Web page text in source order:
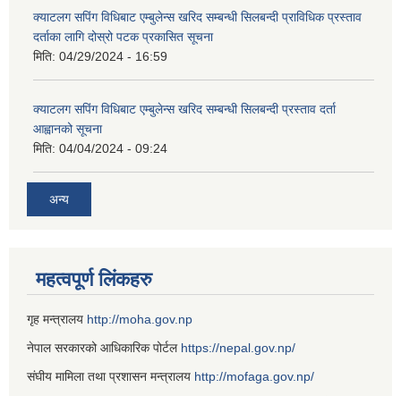
क्याटलग सपिंग विधिबाट एम्बुलेन्स खरिद सम्बन्धी सिलबन्दी प्राविधिक प्रस्ताव
दर्ताका लागि दोस्रो पटक प्रकासित सूचना
मिति: 04/29/2024 - 16:59
क्याटलग सपिंग विधिबाट एम्बुलेन्स खरिद सम्बन्धी सिलबन्दी प्रस्ताव दर्ता
आह्वानको सूचना
मिति: 04/04/2024 - 09:24
अन्य
महत्वपूर्ण लिंकहरु
गृह मन्त्रालय http://moha.gov.np
नेपाल सरकारको आधिकारिक पोर्टल https://nepal.gov.np/
संघीय मामिला तथा प्रशासन मन्त्रालय http://mofaga.gov.np/